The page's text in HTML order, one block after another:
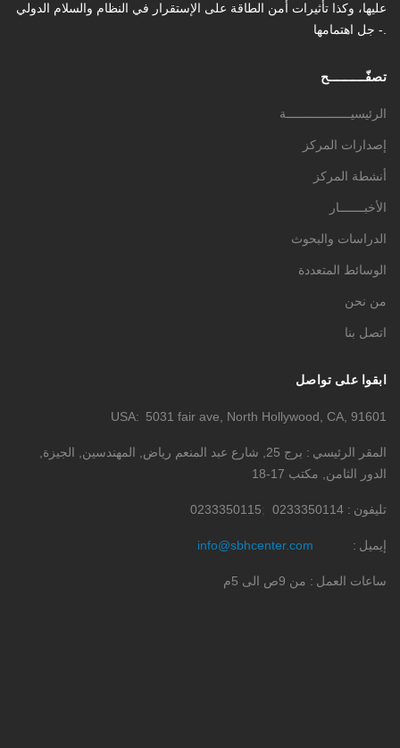
عليها، وكذا تأثیرات أمن الطاقة على الإستقرار في النظام والسلام الدولي
- جل اهتمامها.
تصفّـــــــــح
الرئيسيــــــــــــــــــة
إصدارات المركز
أنشطة المركز
الأخبـــــــار
الدراسات والبحوث
الوسائط المتعددة
من نحن
اتصل بنا
ابقوا على تواصل
USA 5031 fair ave, North Hollywood, CA, 91601
المقر الرئيسي
برج 25, شارع عبد المنعم رياض, المهندسين, الجيزة,
الدور الثامن, مكتب 17-18
تليفون 0233350114
0233350115
إيميل info@sbhcenter.com
ساعات العمل من 9ص الى 5م